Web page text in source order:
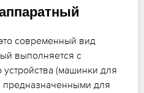
современный вид
выполняется с
(машинки для
предназначенными для